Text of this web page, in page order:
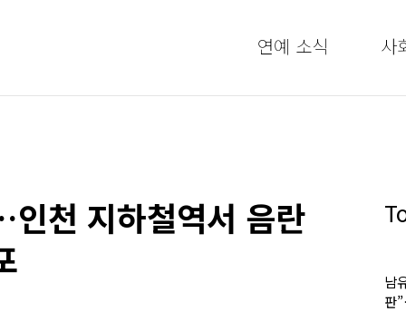
연예 소식 사
천 지하철역서 음란
남
판